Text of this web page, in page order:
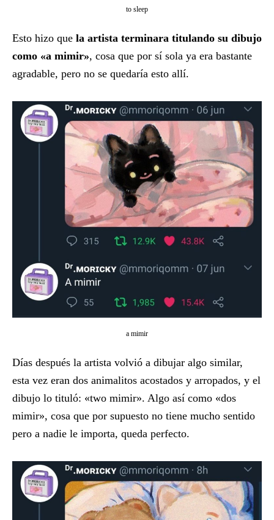
to sleep
Esto hizo que la artista terminara titulando su dibujo
como «a mimir», cosa que por sí sola ya era bastante
agradable, pero no se quedaría esto allí.
a mimir
Días después la artista volvió a dibujar algo similar,
esta vez eran dos animalitos acostados y arropados, y el
dibujo lo tituló: «two mimir». Algo así como «dos
mimir», cosa que por supuesto no tiene mucho sentido
pero a nadie le importa, queda perfecto.